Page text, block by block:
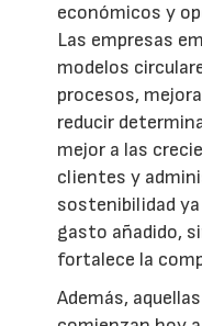
económicos y
Las empresas
modelos
procesos,
reducir
mejor a las
clientes y
sostenibilidad
gasto añadido,
fortalece la
Además,